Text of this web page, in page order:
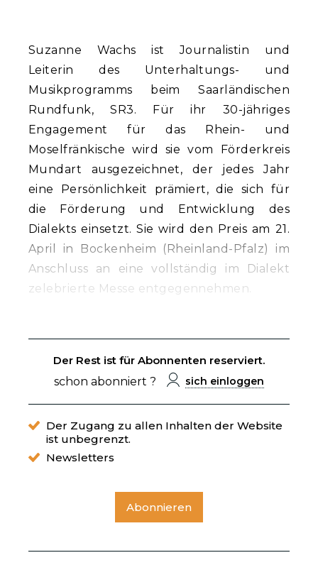
Suzanne Wachs ist Journalistin und
Leiterin des Unterhaltungs- und
Musikprogramms beim Saarländischen
Rundfunk, SR3. Für ihr 30-jähriges
Engagement für das Rhein- und
Moselfränkische wird sie vom Förderkreis
Mundart ausgezeichnet, der jedes Jahr
eine Persönlichkeit prämiert, die sich für
die Förderung und Entwicklung des
Dialekts einsetzt. Sie wird den Preis am 21.
April in Bockenheim (Rheinland-Pfalz) im
Anschluss an eine vollständig im Dialekt
zelebrierte Messe entgegennehmen.
Der Rest ist für Abonnenten reserviert.
schon abonniert ?
sich einloggen
Der Zugang zu allen Inhalten der Website
ist unbegrenzt.
Newsletters
Abonnieren